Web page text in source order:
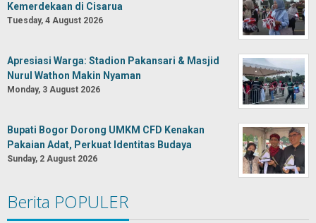
Kemerdekaan di Cisarua
Tuesday, 4 August 2026
Apresiasi Warga: Stadion Pakansari & Masjid
Nurul Wathon Makin Nyaman
Monday, 3 August 2026
Bupati Bogor Dorong UMKM CFD Kenakan
Pakaian Adat, Perkuat Identitas Budaya
Sunday, 2 August 2026
Berita POPULER